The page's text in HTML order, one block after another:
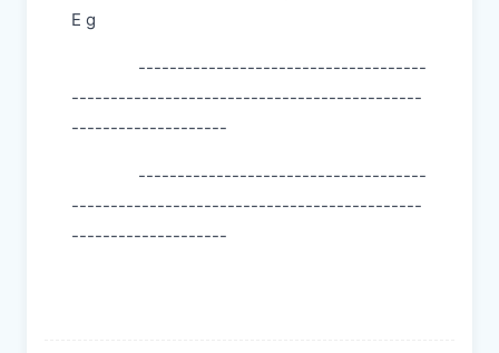
E g
-------------------------------------
---------------------------------------------
--------------------
-------------------------------------
---------------------------------------------
--------------------